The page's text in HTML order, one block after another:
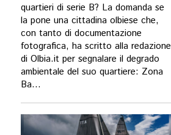
quartieri di serie B? La domanda se
la pone una cittadina olbiese che,
con tanto di documentazione
fotografica, ha scritto alla redazione
di Olbia.it per segnalare il degrado
ambientale del suo quartiere: Zona
Ba...